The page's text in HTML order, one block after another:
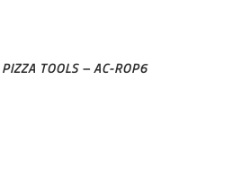
TOOLS – AC-ROP6